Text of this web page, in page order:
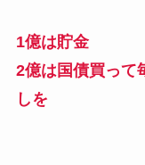
1億は貯金
2億は国債買って
しを